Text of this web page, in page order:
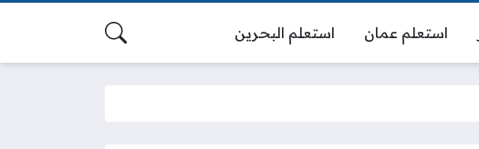
استعلم عمان استعلم البحرين